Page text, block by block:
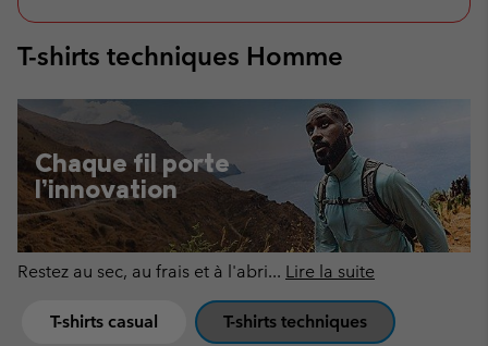
SEARCH
T-shirts techniques Homme
Chaque fil porte
l’innovation
Restez au sec, au frais et à l'abri... Lire la suite
T-shirts casual T-shirts techniques